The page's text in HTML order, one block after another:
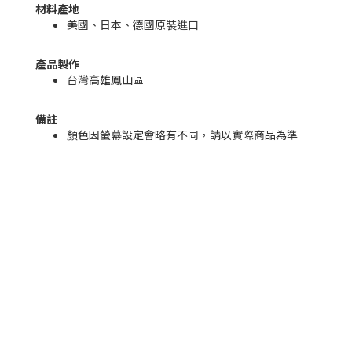
材料產地
美國、日本、德國原裝進口
產品製作
台灣高雄鳳山區
備註
顏色因螢幕設定會略有不同，請以實際商品為準